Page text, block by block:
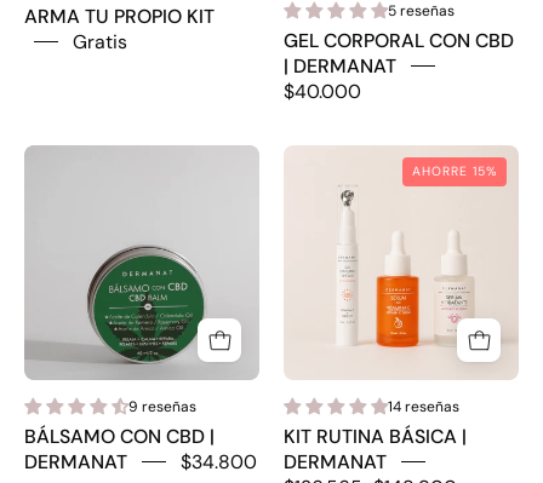
ARMA TU PROPIO KIT
Gratis
5 reseñas
GEL CORPORAL CON CBD
| DERMANAT
$40.000
9 reseñas
BÁLSAMO CON CBD |
DERMANAT
$34.800
KIT
RUTINA
|
DERMANAT
AHORRE 15%
14 reseñas
KIT RUTINA BÁSICA |
DERMANAT